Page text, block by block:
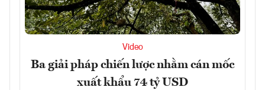
Video
Ba giải pháp chiến lược nhằm cán mốc
xuất khẩu 74 tỷ USD